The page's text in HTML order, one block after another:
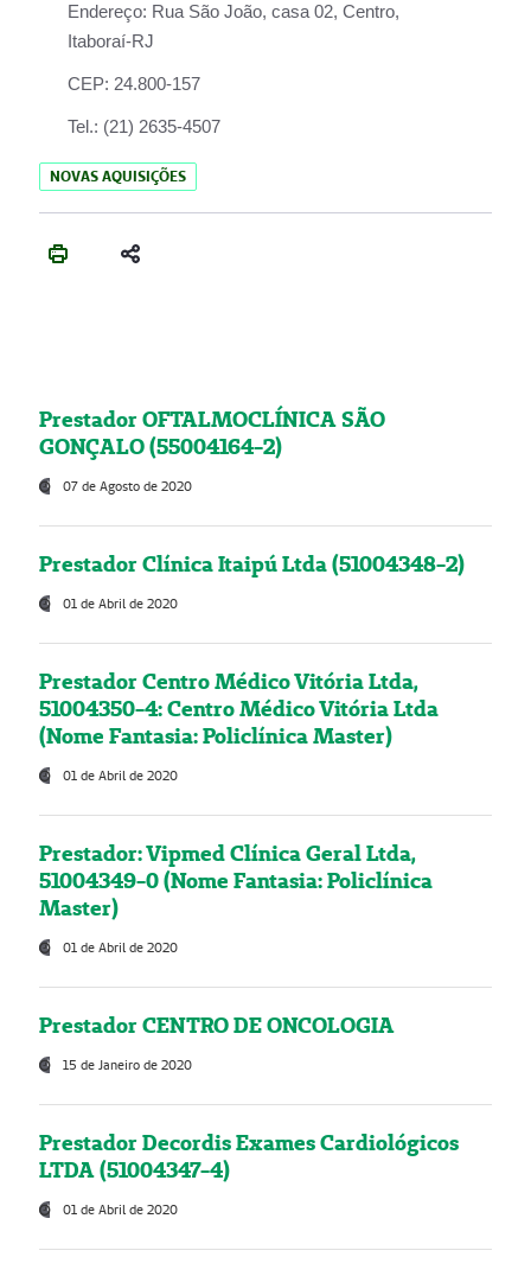
Endereço: Rua São João, casa 02, Centro,
Itaboraí-RJ
CEP: 24.800-157
Tel.: (21) 2635-4507
NOVAS AQUISIÇÕES
Prestador OFTALMOCLÍNICA SÃO
GONÇALO (55004164-2)
07 de Agosto de 2020
Prestador Clínica Itaipú Ltda (51004348-2)
01 de Abril de 2020
Prestador Centro Médico Vitória Ltda,
51004350-4: Centro Médico Vitória Ltda
(Nome Fantasia: Policlínica Master)
01 de Abril de 2020
Prestador: Vipmed Clínica Geral Ltda,
51004349-0 (Nome Fantasia: Policlínica
Master)
01 de Abril de 2020
Prestador CENTRO DE ONCOLOGIA
15 de Janeiro de 2020
Prestador Decordis Exames Cardiológicos
LTDA (51004347-4)
01 de Abril de 2020